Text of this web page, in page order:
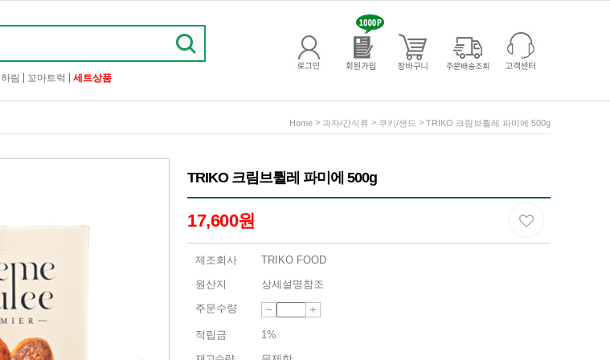
하림 꼬마트럭 세트상품
Home > 과자/간식류 > 쿠키/샌드 > TRIKO 크림브륄레 파미에 500g
TRIKO 크림브륄레 파미에 500g
17,600원
제조회사
TRIKO FOOD
원산지
상세설명참조
주문수량
적립금
1%